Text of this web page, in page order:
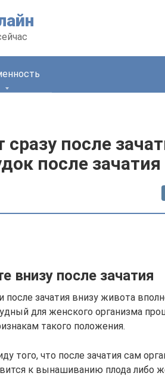
сразу после
после зачатия
внизу после зачатия
после зачатия внизу живота
для женского организма
такого положения.
того, что после зачатия сам
к вынашиванию плода либо